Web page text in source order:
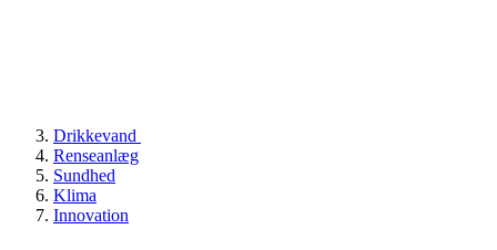
Drikkevand
Renseanlæg
Sundhed
Klima
Innovation